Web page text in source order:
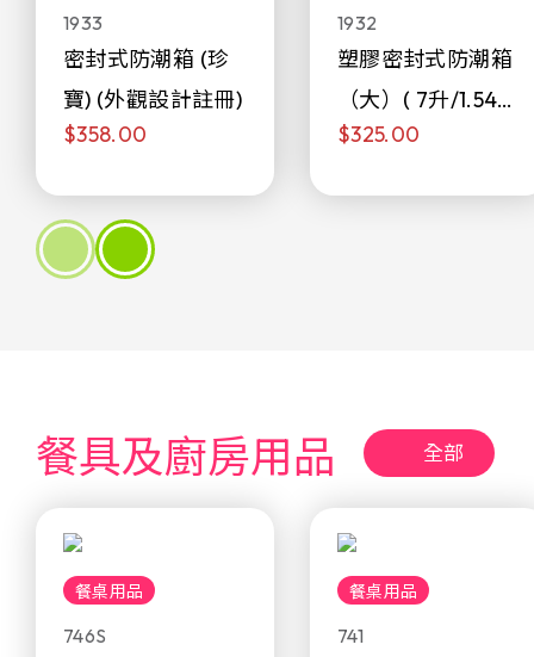
1933
密封式防潮箱 (珍
寶) (外觀設計註冊)
$358.00
1932
塑膠密封式防潮箱
（大）( 7升/1.54加
侖)
$325.00
餐具及廚房用品 全部
餐桌用品
746S
餐桌用品
741